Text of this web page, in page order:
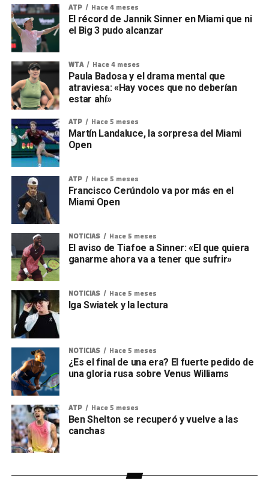
ATP Hace 4 meses
El récord de Jannik Sinner en Miami que ni
el Big 3 pudo alcanzar
WTA Hace 4 meses
Paula Badosa y el drama mental que
atraviesa: «Hay voces que no deberían
estar ahí»
ATP Hace 5 meses
Martín Landaluce, la sorpresa del Miami
Open
ATP Hace 5 meses
Francisco Cerúndolo va por más en el
Miami Open
NOTICIAS Hace 5 meses
El aviso de Tiafoe a Sinner: «El que quiera
ganarme ahora va a tener que sufrir»
NOTICIAS Hace 5 meses
Iga Swiatek y la lectura
NOTICIAS Hace 5 meses
¿Es el final de una era? El fuerte pedido de
una gloria rusa sobre Venus Williams
ATP Hace 5 meses
Ben Shelton se recuperó y vuelve a las
canchas